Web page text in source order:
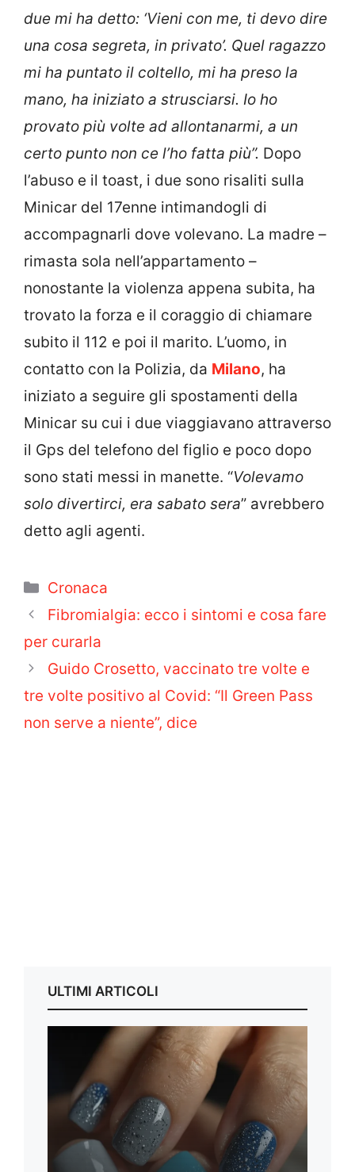
due mi ha detto: ‘Vieni con me, ti devo dire
una cosa segreta, in privato’. Quel ragazzo
mi ha puntato il coltello, mi ha preso la
mano, ha iniziato a strusciarsi. Io ho
provato più volte ad allontanarmi, a un
certo punto non ce l’ho fatta più”. Dopo
l’abuso e il toast, i due sono risaliti sulla
Minicar del 17enne intimandogli di
accompagnarli dove volevano. La madre –
rimasta sola nell’appartamento –
nonostante la violenza appena subita, ha
trovato la forza e il coraggio di chiamare
subito il 112 e poi il marito. L’uomo, in
contatto con la Polizia, da Milano, ha
iniziato a seguire gli spostamenti della
Minicar su cui i due viaggiavano attraverso
il Gps del telefono del figlio e poco dopo
sono stati messi in manette. “Volevamo
solo divertirci, era sabato sera” avrebbero
detto agli agenti.
Categorie
Cronaca
Fibromialgia: ecco i sintomi e cosa fare
per curarla
Guido Crosetto, vaccinato tre volte e
tre volte positivo al Covid: “Il Green Pass
non serve a niente”, dice
ULTIMI ARTICOLI